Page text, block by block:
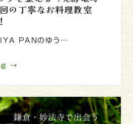
の丁寧なお料理教室
PANのゆう…
→